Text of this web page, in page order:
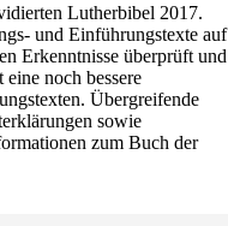
Lutherbibel 2017.
und Einführungstexte auf
Erkenntnisse überprüft und
noch bessere
Übergreifende
sowie
zum Buch der